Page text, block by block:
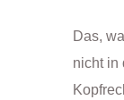
Das,
nicht in